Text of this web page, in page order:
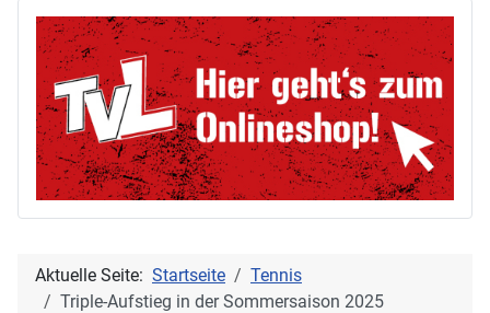
Aktuelle Seite: Startseite
Tennis
Triple-Aufstieg in der Sommersaison 2025